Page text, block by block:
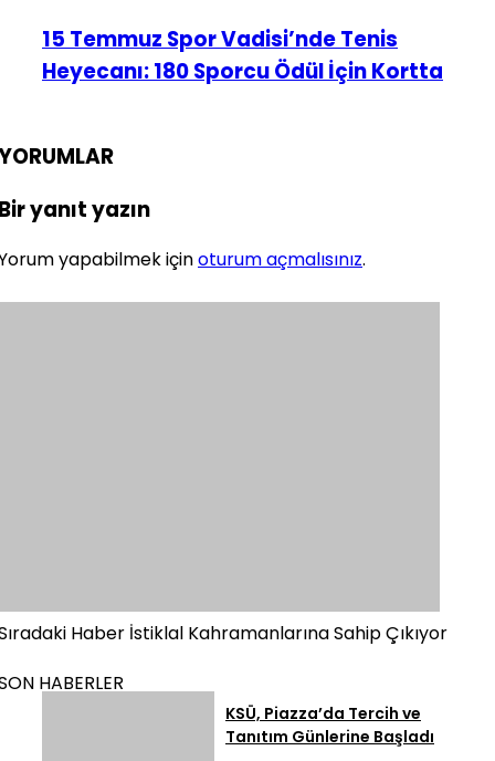
15 Temmuz Spor Vadisi’nde Tenis
Heyecanı: 180 Sporcu Ödül İçin Kortta
yanıt yazın
yapabilmek içinoturum açmalısınız.
Haber İstiklal Kahramanlarına Sahip Çıkıyor
HABERLER
KSÜ, Piazza’da Tercih ve
Tanıtım Günlerine Başladı